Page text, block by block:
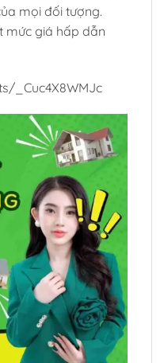
mọi đối tượng.
mức giá hấp dẫn
_Cuc4X8WMJc